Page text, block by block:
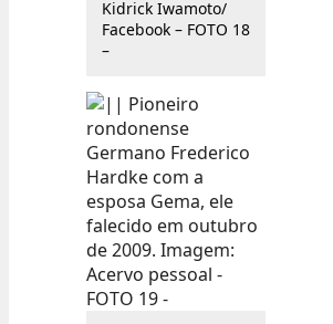
Kidrick Iwamoto/
Facebook – FOTO 18
–